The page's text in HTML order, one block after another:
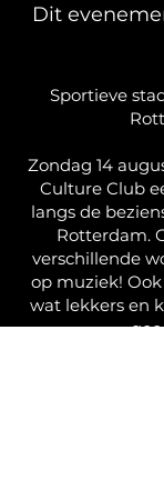
Dit
Sportieve
Zondag 14
Culture Club
langs de
Rotterdam.
verschillende
op muziek!
wat lekkers en